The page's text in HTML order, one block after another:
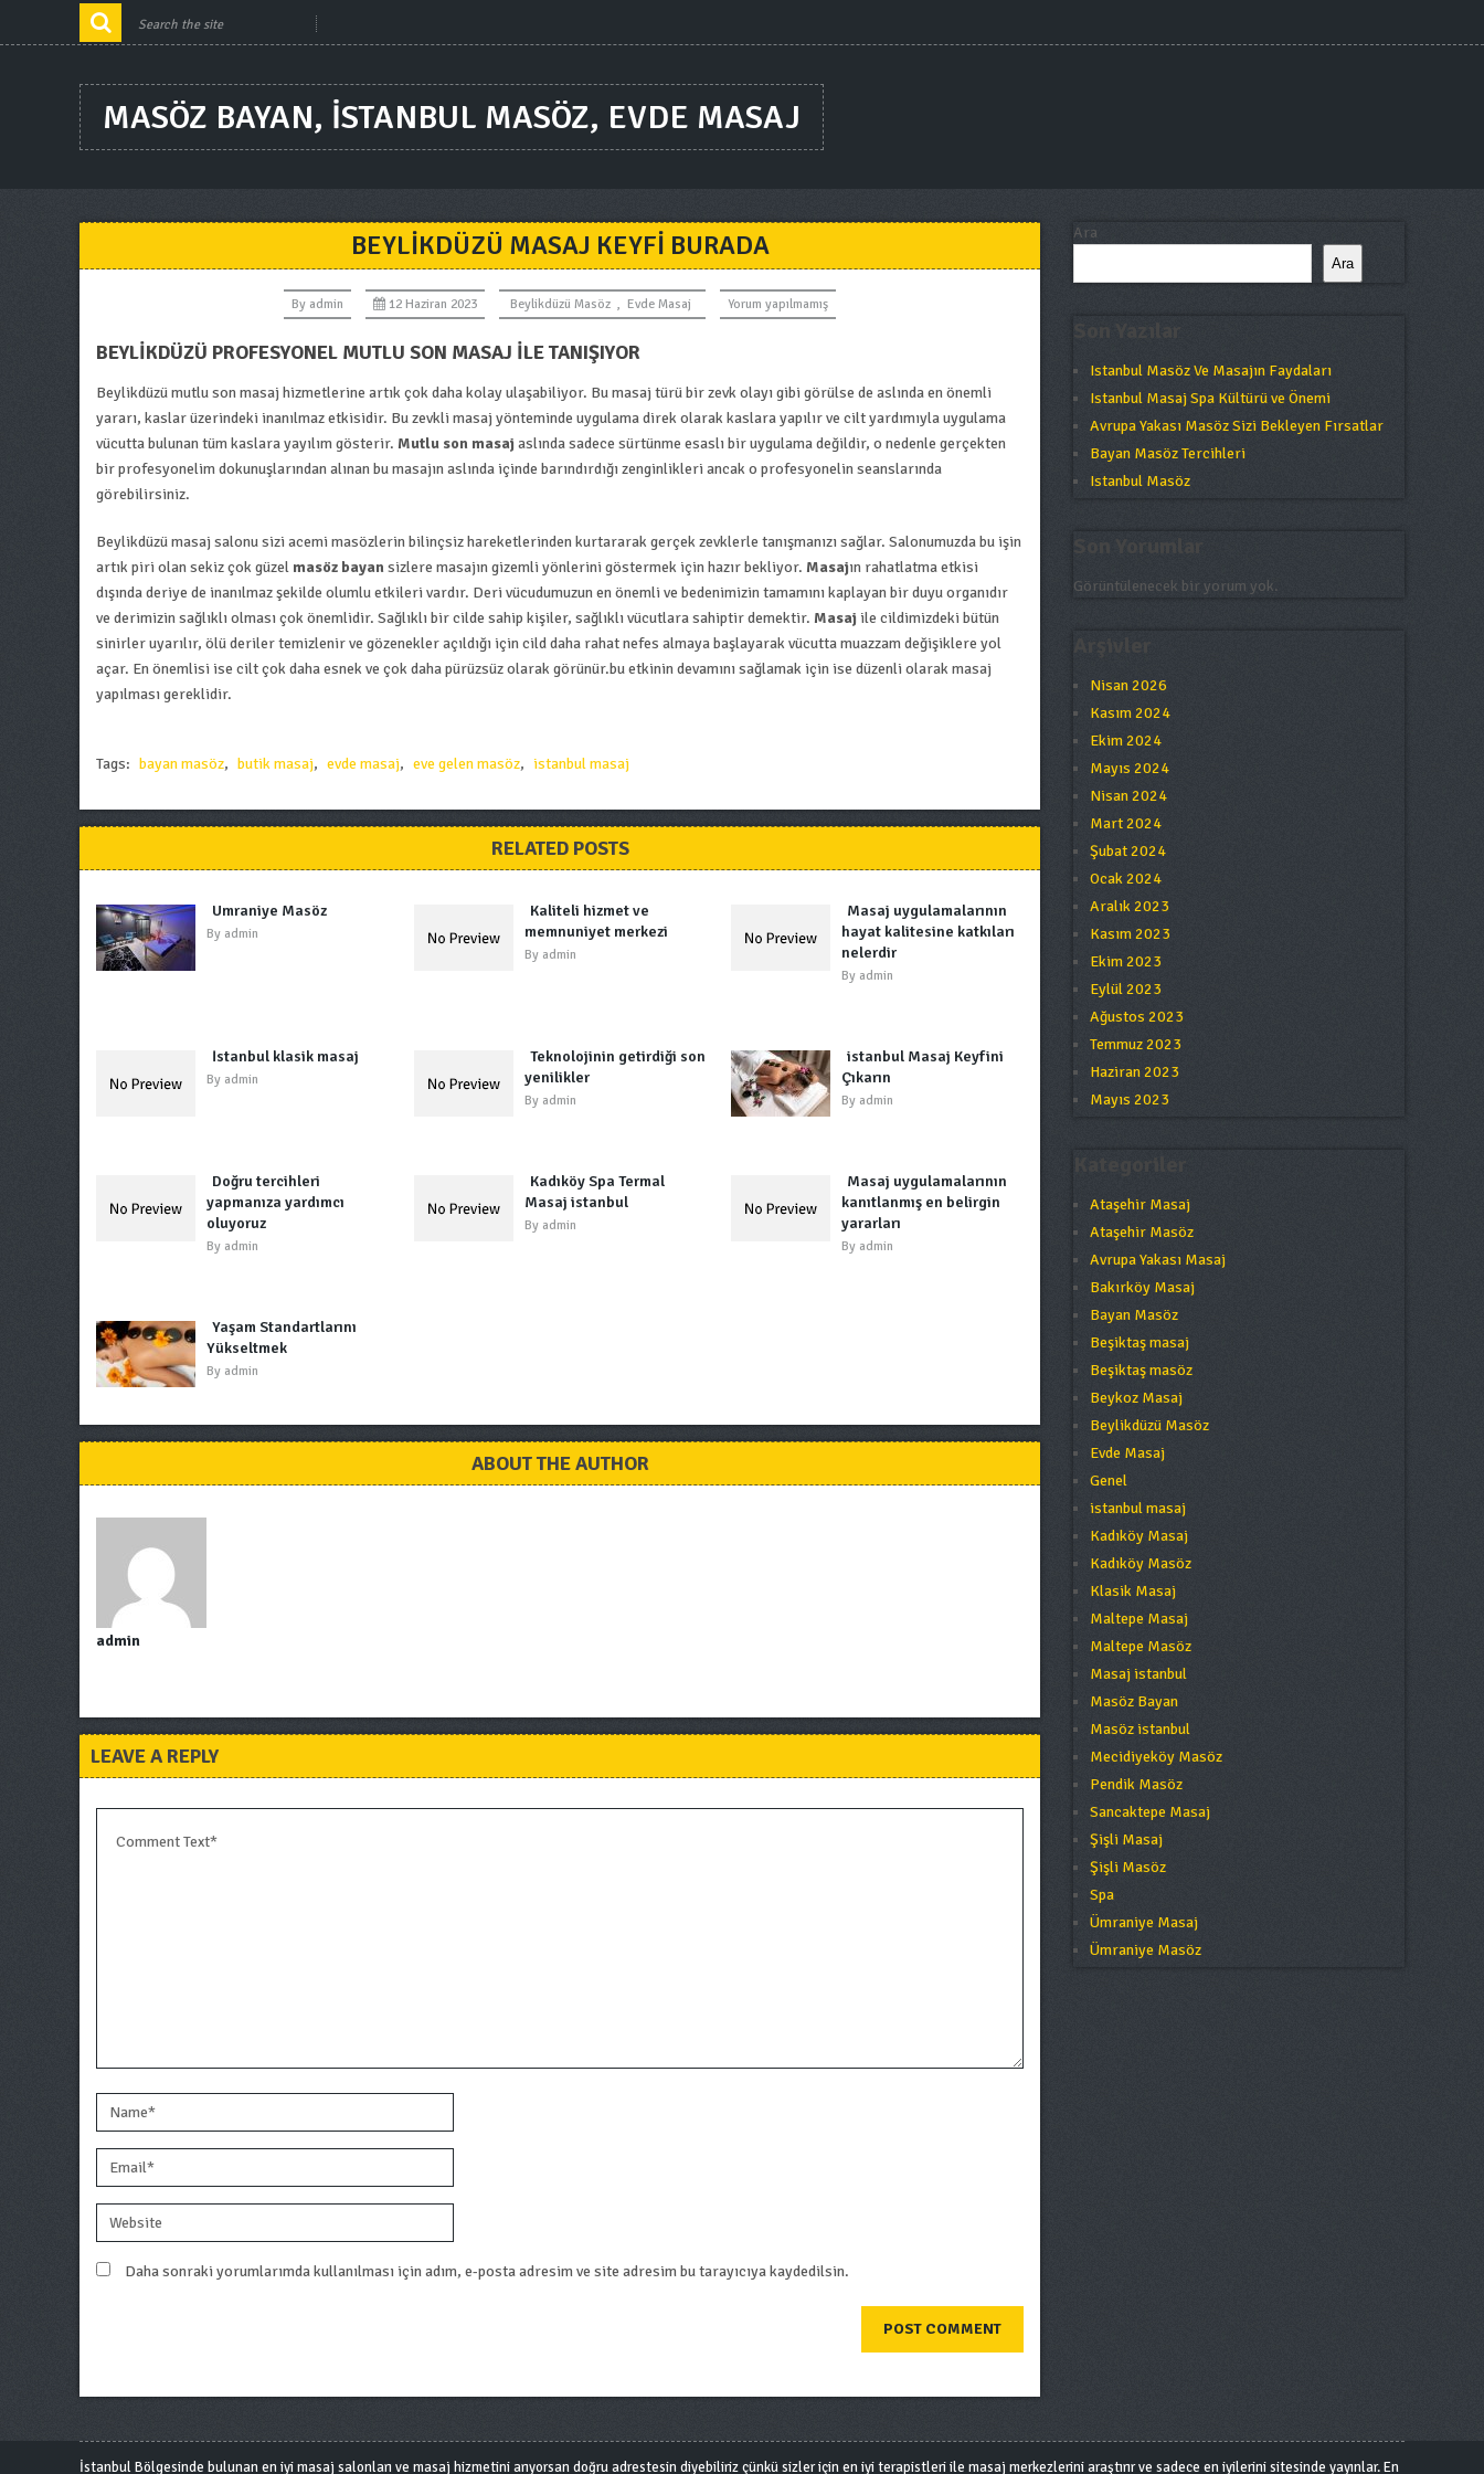
MASÖZ BAYAN, ISTANBUL MASÖZ, EVDE MASAJ
BEYLIKDÜZÜ MASAJ KEYFI BURADA
By admin 12 Haziran 2023 Beylikdüzü Masöz , Evde Masaj Yorum yapılmamış
BEYLIKDÜZÜ PROFESYONEL MUTLU SON MASAJ İLE TANIŞIYOR
Beylikdüzü mutlu son masaj hizmetlerine artık çok daha kolay ulaşabiliyor. Bu masaj türü bir zevk olayı gibi görülse de aslında en önemli
yararı, kaslar üzerindeki inanılmaz etkisidir. Bu zevkli masaj yönteminde uygulama direk olarak kaslara yapılır ve cilt yardımıyla uygulama
vücutta bulunan tüm kaslara yayılım gösterir. Mutlu son masajaslında sadece sürtünme esaslı bir uygulama değildir, o nedenle gerçekten
bir profesyonelim dokunuşlarından alınan bu masajın aslında içinde barındırdığı zenginlikleri ancak o profesyonelin seanslarında
görebilirsiniz.
Beylikdüzü masaj salonu sizi acemi masözlerin bilinçsiz hareketlerinden kurtararak gerçek zevklerle tanışmanızı sağlar. Salonumuzda bu işin
artık piri olan sekiz çok güzel masöz bayansizlere masajın gizemli yönlerini göstermek için hazır bekliyor. Masajın rahatlatma etkisi
dışında deriye de inanılmaz şekilde olumlu etkileri vardır. Deri vücudumuzun en önemli ve bedenimizin tamamını kaplayan bir duyu organıdır
ve derimizin sağlıklı olması çok önemlidir. Sağlıklı bir cilde sahip kişiler, sağlıklı vücutlara sahiptir demektir. Masaj ile cildimizdeki bütün
sinirler uyarılır, ölü deriler temizlenir ve gözenekler açıldığı için cild daha rahat nefes almaya başlayarak vücutta muazzam değişiklere yol
açar. En önemlisi ise cilt çok daha esnek ve çok daha pürüzsüz olarak görünür.bu etkinin devamını sağlamak için ise düzenli olarak masaj
yapılması gereklidir.
Tags: bayan masöz, butik masaj, evde masaj, eve gelen masöz, istanbul masaj
RELATED POSTS
Ümraniye Masöz
By admin
Kaliteli hizmet ve
memnuniyet merkezi
By admin
Masaj uygulamalarının
hayat kalitesine katkıları
nelerdir
By admin
İstanbul klasik masaj
By admin
Teknolojinin getirdiği son
yenilikler
By admin
istanbul Masaj Keyfini
Çıkarın
By admin
Doğru tercihleri
yapmanıza yardımcı
oluyoruz
By admin
Kadıköy Spa Termal
Masaj istanbul
By admin
Masaj uygulamalarının
kanıtlanmış en belirgin
yararları
By admin
Yaşam Standartlarını
Yükseltmek
By admin
ABOUT THE AUTHOR
admin
LEAVE A REPLY
Daha sonraki yorumlarımda kullanılması için adım, e-posta adresim ve site adresim bu tarayıcıya kaydedilsin.
Ara
Ara
Istanbul Masöz Ve Masajın Faydaları
Istanbul Masaj Spa Kültürü ve Önemi
Avrupa Yakası Masöz Sizi Bekleyen Fırsatlar
Bayan Masöz Tercihleri
Istanbul Masöz
Görüntülenecek bir yorum yok.
Nisan 2026
Kasım 2024
Ekim 2024
Mayıs 2024
Nisan 2024
Mart 2024
Şubat 2024
Ocak 2024
Aralık 2023
Kasım 2023
Ekim 2023
Eylül 2023
Ağustos 2023
Temmuz 2023
Haziran 2023
Mayıs 2023
Ataşehir Masaj
Ataşehir Masöz
Avrupa Yakası Masaj
Bakırköy Masaj
Bayan Masöz
Beşiktaş masaj
Beşiktaş masöz
Beykoz Masaj
Beylikdüzü Masöz
Evde Masaj
Genel
istanbul masaj
Kadıköy Masaj
Kadıköy Masöz
Klasik Masaj
Maltepe Masaj
Maltepe Masöz
Masaj istanbul
Masöz Bayan
Masöz istanbul
Mecidiyeköy Masöz
Pendik Masöz
Sancaktepe Masaj
Şişli Masaj
Şişli Masöz
Spa
Ümraniye Masaj
Ümraniye Masöz
İstanbul Bölgesinde bulunan en iyi masaj salonları ve masaj hizmetini arıyorsan doğru adrestesin diyebiliriz çünkü sizler için en iyi terapistleri ile masaj merkezlerini araştırır ve sadece en iyilerini sitesinde yayınlar. En